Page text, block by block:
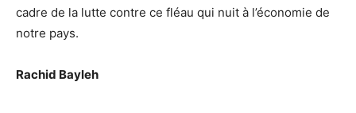
cadre de la lutte contre ce fléau qui nuit à l’économie de
notre pays.
Rachid Bayleh